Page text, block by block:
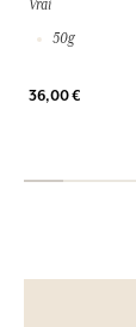
Vrai
50g
36,00 €